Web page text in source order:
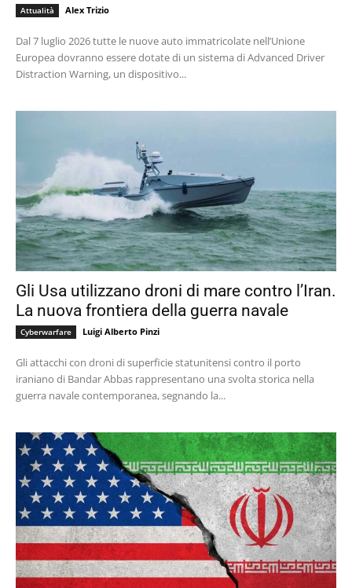
Attualità Alex Trizio
Dal 7 luglio 2026 tutte le nuove auto immatricolate nell’Unione
Europea dovranno essere dotate di un sistema di Advanced Driver
Distraction Warning, un dispositivo...
Gli Usa utilizzano droni di mare contro l’Iran.
La nuova frontiera della guerra navale
Cyberwarfare Luigi Alberto Pinzi
Gli attacchi con droni di superficie statunitensi contro il porto
iraniano di Bandar Abbas rappresentano una svolta storica nella
guerra navale contemporanea, segnando la...